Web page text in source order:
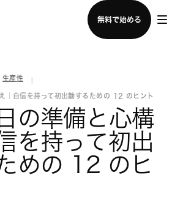
無料で始める
ルスチームに問い合わせる
生産性
｜自信を持って初出勤するための 12 のヒント
の準備と心構
を持って初出
めの 12 のヒ